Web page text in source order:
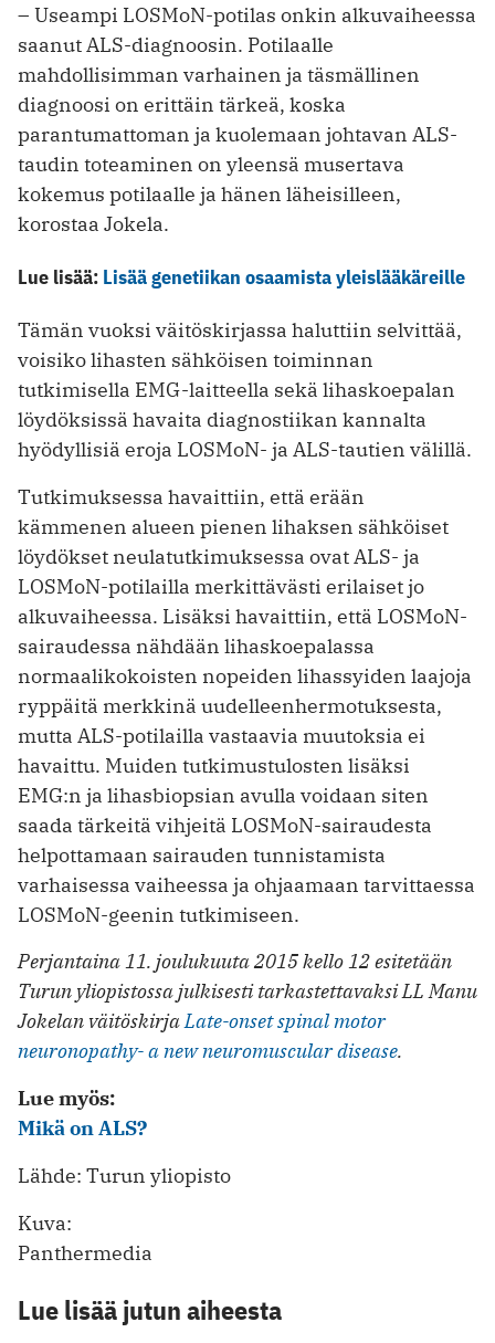
– Useampi LOSMoN-potilas onkin alkuvaiheessa
saanut ALS-diagnoosin. Potilaalle
mahdollisimman varhainen ja täsmällinen
diagnoosi on erittäin tärkeä, koska
parantumattoman ja kuolemaan johtavan ALS-
taudin toteaminen on yleensä musertava
kokemus potilaalle ja hänen läheisilleen,
korostaa Jokela.
Lue lisää: Lisää genetiikan osaamista yleislääkäreille
Tämän vuoksi väitöskirjassa haluttiin selvittää,
voisiko lihasten sähköisen toiminnan
tutkimisella EMG-laitteella sekä lihaskoepalan
löydöksissä havaita diagnostiikan kannalta
hyödyllisiä eroja LOSMoN- ja ALS-tautien välillä.
Tutkimuksessa havaittiin, että erään
kämmenen alueen pienen lihaksen sähköiset
löydökset neulatutkimuksessa ovat ALS- ja
LOSMoN-potilailla merkittävästi erilaiset jo
alkuvaiheessa. Lisäksi havaittiin, että LOSMoN-
sairaudessa nähdään lihaskoepalassa
normaalikokoisten nopeiden lihassyiden laajoja
ryppäitä merkkinä uudelleenhermotuksesta,
mutta ALS-potilailla vastaavia muutoksia ei
havaittu. Muiden tutkimustulosten lisäksi
EMG:n ja lihasbiopsian avulla voidaan siten
saada tärkeitä vihjeitä LOSMoN-sairaudesta
helpottamaan sairauden tunnistamista
varhaisessa vaiheessa ja ohjaamaan tarvittaessa
LOSMoN-geenin tutkimiseen.
Perjantaina 11. joulukuuta 2015 kello 12 esitetään
Turun yliopistossa julkisesti tarkastettavaksi LL Manu
Jokelan väitöskirjaLate-onset spinal motor
neuronopathy- a new neuromuscular disease.
Lue myös:
Mikä on ALS?
Lähde: Turun yliopisto
Kuva:
Panthermedia
Lue lisää jutun aiheesta